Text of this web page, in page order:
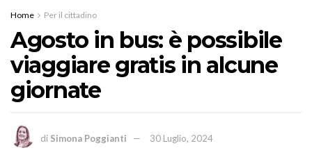
Home Per il cittadino
Agosto in bus: è possibile
viaggiare gratis in alcune
giornate
di Simona Poggianti 30 Luglio, 2024